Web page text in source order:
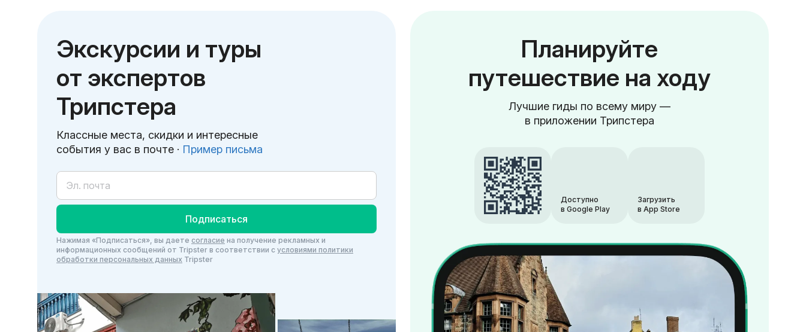
Экскурсии и туры
от экспертов
Трипстера
Классные места, скидки и интересные
события у вас в почте · Пример письма
Подписаться
Нажимая «Подписаться», вы даете согласие на получение рекламных и
информационных сообщений от Tripster в соответствии c условиями политики
обработки персональных данных Tripster
Планируйте
путешествие на ходу
Лучшие гиды по всему миру —
в приложении Трипстера
Доступно
в Google Play
Загрузить
в App Store